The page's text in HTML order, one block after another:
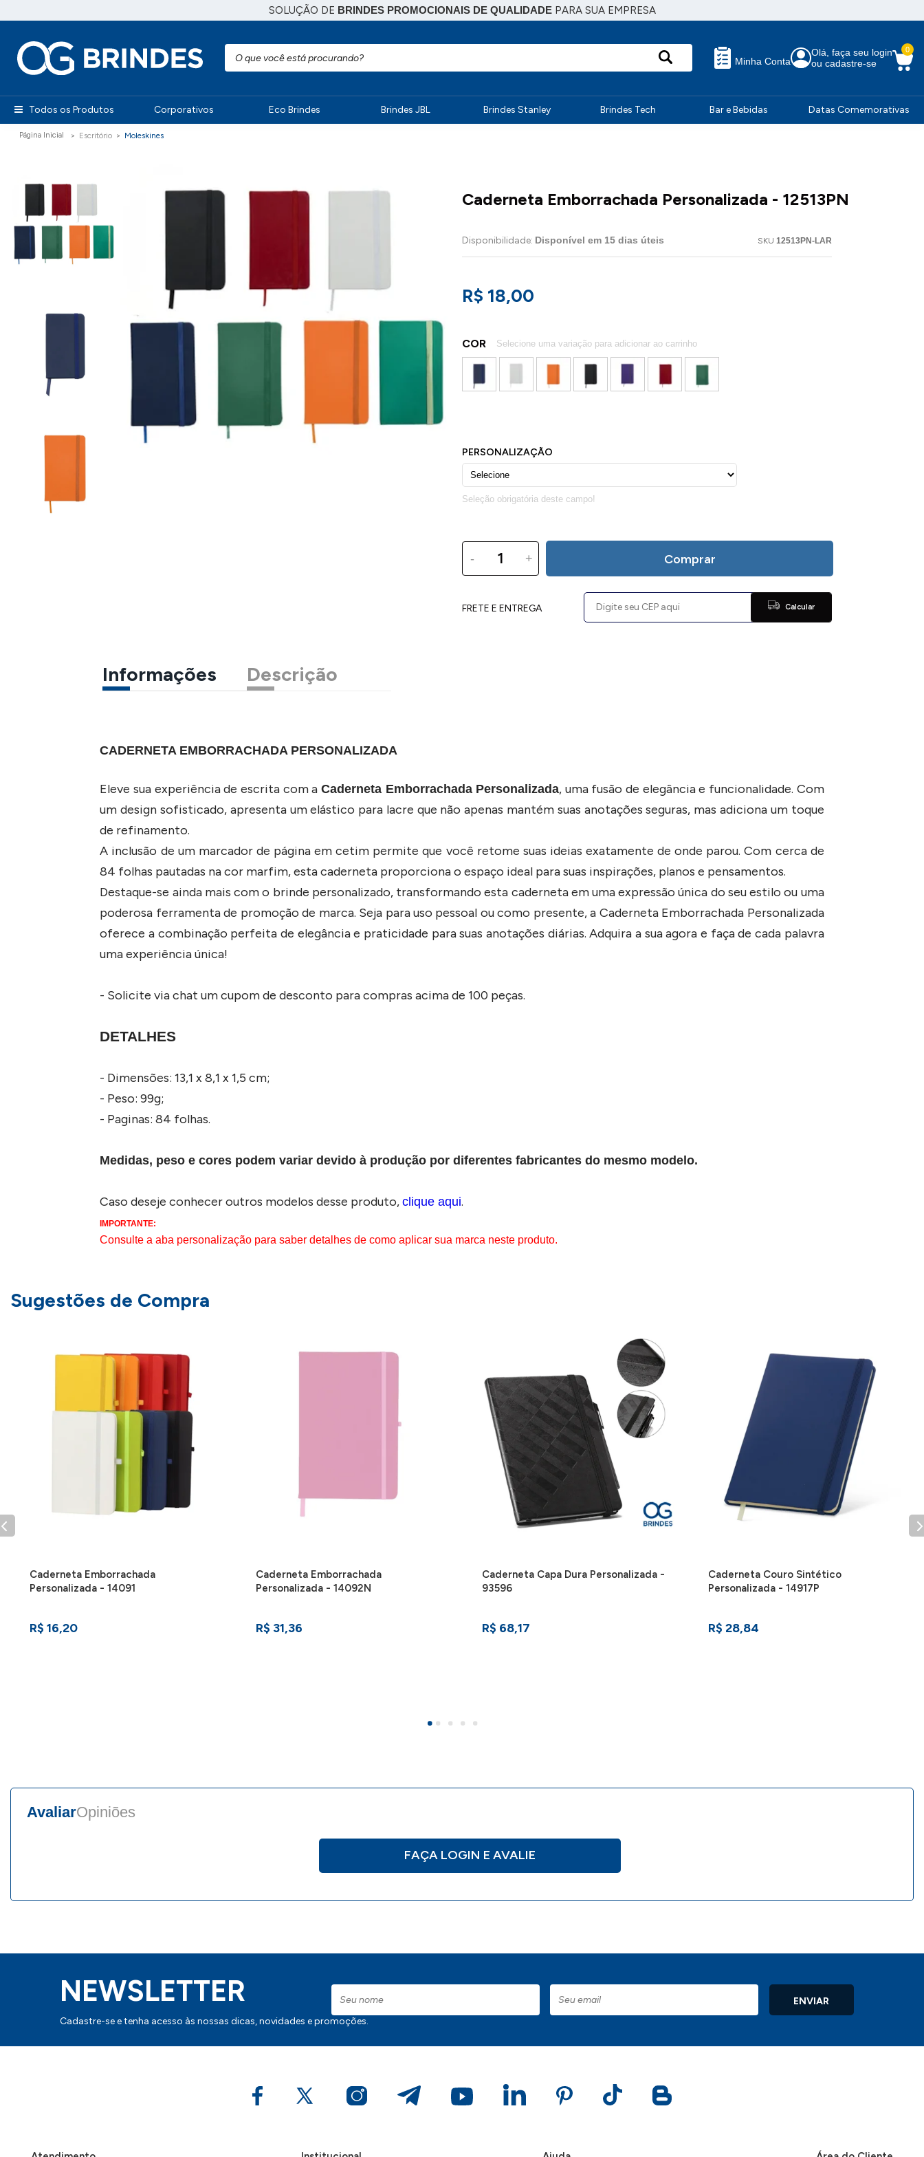
SOLUÇÃO DE BRINDES PROMOCIONAIS DE QUALIDADEPARA SUA EMPRESA
Minha Conta
Olá, faça seu login
ou cadastre-se
0
Todos os Produtos Corporativos Eco Brindes Brindes JBL Brindes Stanley Brindes Tech Bar e Bebidas Datas Comemorativas
Escritório Moleskines
Caderneta Emborrachada Personalizada - 12513PN
Disponibilidade: Disponível em 15 dias úteis SKU 12513PN-LAR
R$ 18,00
COR
- + Comprar
FRETE E ENTREGA Calcular
Informações Descrição
CADERNETA EMBORRACHADA PERSONALIZADA
Eleve sua experiência de escrita com a Caderneta Emborrachada Personalizada, uma fusão de elegância e funcionalidade. Com
um design sofisticado, apresenta um elástico para lacre que não apenas mantém suas anotações seguras, mas adiciona um toque
de refinamento.
A inclusão de um marcador de página em cetim permite que você retome suas ideias exatamente de onde parou. Com cerca de
84 folhas pautadas na cor marfim, esta caderneta proporciona o espaço ideal para suas inspirações, planos e pensamentos.
Destaque-se ainda mais com o brinde personalizado, transformando esta caderneta em uma expressão única do seu estilo ou uma
poderosa ferramenta de promoção de marca. Seja para uso pessoal ou como presente, a Caderneta Emborrachada Personalizada
oferece a combinação perfeita de elegância e praticidade para suas anotações diárias. Adquira a sua agora e faça de cada palavra
uma experiência única!
- Solicite via chat um cupom de desconto para compras acima de 100 peças.
DETALHES
- Dimensões: 13,1 x 8,1 x 1,5 cm;
- Peso: 99g;
- Paginas: 84 folhas.
Medidas, peso e cores podem variar devido à produção por diferentes fabricantes do mesmo modelo.
Caso deseje conhecer outros modelos desse produto,clique aqui.
IMPORTANTE:
Consulte a aba personalização para saber detalhes de como aplicar sua marca neste produto.
Sugestões de Compra
Caderneta Emborrachada
Personalizada - 14091
R$ 16,20
Caderneta Emborrachada
Personalizada - 14092N
R$ 31,36
Caderneta Capa Dura Personalizada -
93596
R$ 68,17
Caderneta Couro Sintético
Personalizada - 14917P
R$ 28,84
AvaliarOpiniões
FAÇA LOGIN E AVALIE
NEWSLETTER
Cadastre-se e tenha acesso às nossas dicas, novidades e promoções.
ENVIAR